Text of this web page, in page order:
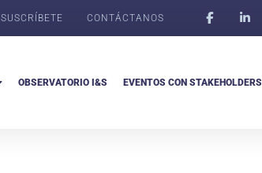
SUSCRÍBETE CONTÁCTANOS
OBSERVATORIO I&S EVENTOS CON STAKEHOLDERS